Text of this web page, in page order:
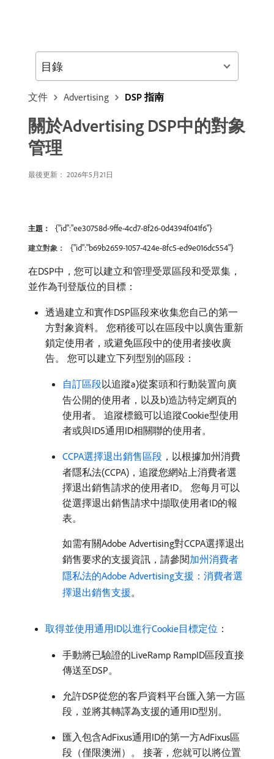
文件 Advertising DSP 指南
關於Advertising DSP中的對象
管理
最後更新： 2026年5月21日
主題： {"id":"ee30758d-9ffe-4cd7-8f26-0d4394f041f6"}
建立對象： {"id":"b69b2659-1057-424e-8fc5-ed9e016dc554"}
在DSP中，您可以建立和管理受眾區段和受眾集，
並作為刊登版位的目標：
透過建立和實作DSP區段來收集您自己的第一
方對象資料。 您稍後可以在區段中以廣告重新
鎖定使用者，或避免區段中的使用者接收廣
告。 您可以建立下列型別的區段：
自訂區段以追蹤a)從案頭和行動裝置向廣
告公開的使用者，以及b)造訪特定網頁的
使用者。 追蹤標籤可以追蹤Cookie型使用
者或與ID5通用ID相關聯的使用者。
CCPA選擇退出銷售區段 ，以根據加州消費
者隱私法(CCPA)，追蹤您網站上消費者選
擇退出銷售請求的使用者ID。 您每月可以
從選擇退出銷售請求中擷取使用者ID的報
表。
如需有關Adobe Advertising對CCPA選擇退出
銷售要求的支援資訊，請參閱加州消費者
隱私法的Adobe Advertising支援：消費者選
擇退出銷售支援。
取得並使用通用ID以進行Cookie目標定位 ：
手動將已驗證的LiveRamp RampID區段直接
傳送至DSP。
允許DSP從您的客戶資料平台匯入第一方區
段，並將其轉譯為支援的通用ID型別。
匯入包含AdFixus通用ID的第一方AdFixus區
段（僅限澳洲）。 接著，您就可以將位置
目錄